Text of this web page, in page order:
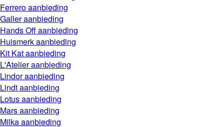
Ferreroaanbieding
Galleraanbieding
Hands Offaanbieding
Huismerkaanbieding
Kit Kataanbieding
L'Atelieraanbieding
Lindoraanbieding
Lindtaanbieding
Lotusaanbieding
Marsaanbieding
Milkaaanbieding